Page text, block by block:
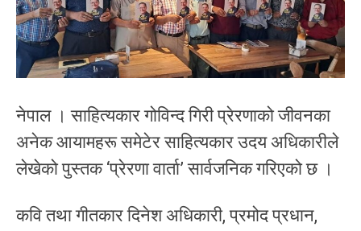
नेपाल । साहित्यकार गोविन्द गिरी प्रेरणाको जीवनका
अनेक आयामहरू समेटेर साहित्यकार उदय अधिकारीले
लेखेको पुस्तक ‘प्रेरणा वार्ता’ सार्वजनिक गरिएको छ ।
कवि तथा गीतकार दिनेश अधिकारी, प्रमोद प्रधान,